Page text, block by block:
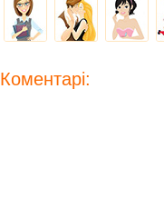
Коментарі: